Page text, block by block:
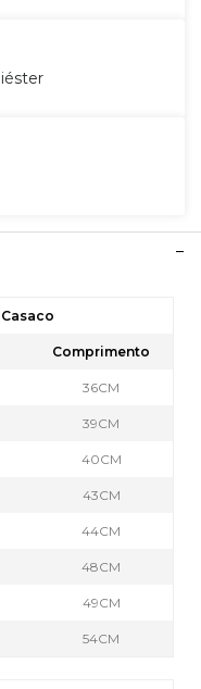
Comprimento
36CM
39CM
40CM
43CM
44CM
48CM
49CM
54CM